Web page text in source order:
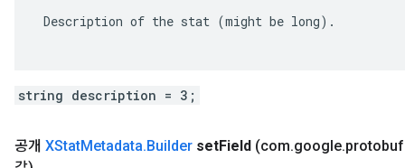
Description of the stat (might be long).
string description = 3;
공개 XStatMetadata.Builder setField (com.google.protobuf